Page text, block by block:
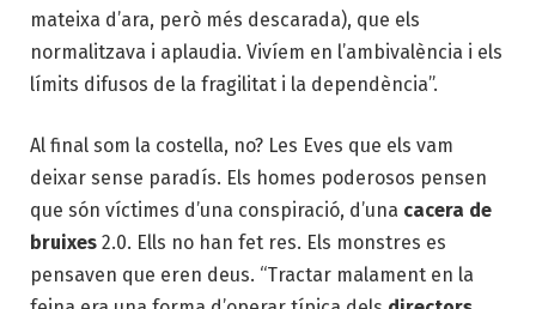
mateixa d’ara, però més descarada), que els
normalitzava i aplaudia. Vivíem en l’ambivalència i els
límits difusos de la fragilitat i la dependència”.
Al final som la costella, no? Les Eves que els vam
deixar sense paradís. Els homes poderosos pensen
que són víctimes d’una conspiració, d’una cacera de
bruixes 2.0. Ells no han fet res. Els monstres es
pensaven que eren deus. “Tractar malament en la